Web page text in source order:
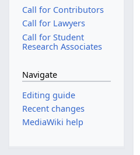
Call for Contributors
Call for Lawyers
Call for Student
Research Associates
Navigate
Editing guide
Recent changes
MediaWiki help